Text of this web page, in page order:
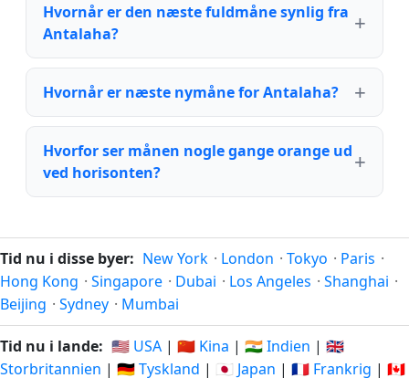
Hvornår er den næste fuldmåne synlig fra
Antalaha?
Hvornår er næste nymåne for Antalaha?
Hvorfor ser månen nogle gange orange ud
ved horisonten?
Tid nu i disse byer: New York · London · Tokyo · Paris ·
Hong Kong · Singapore · Dubai · Los Angeles · Shanghai ·
Beijing · Sydney · Mumbai
Tid nu i lande: 🇺🇸 USA | 🇨🇳 Kina | 🇮🇳 Indien | 🇬🇧
Storbritannien | 🇩🇪 Tyskland | 🇯🇵 Japan | 🇫🇷 Frankrig | 🇨🇦